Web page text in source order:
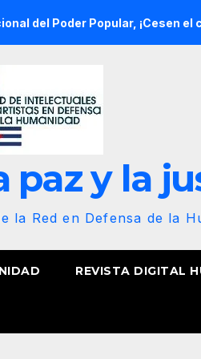
¡Cesen el cerco
paz y la
la Red en Defensa de la
REVISTA DIGITAL